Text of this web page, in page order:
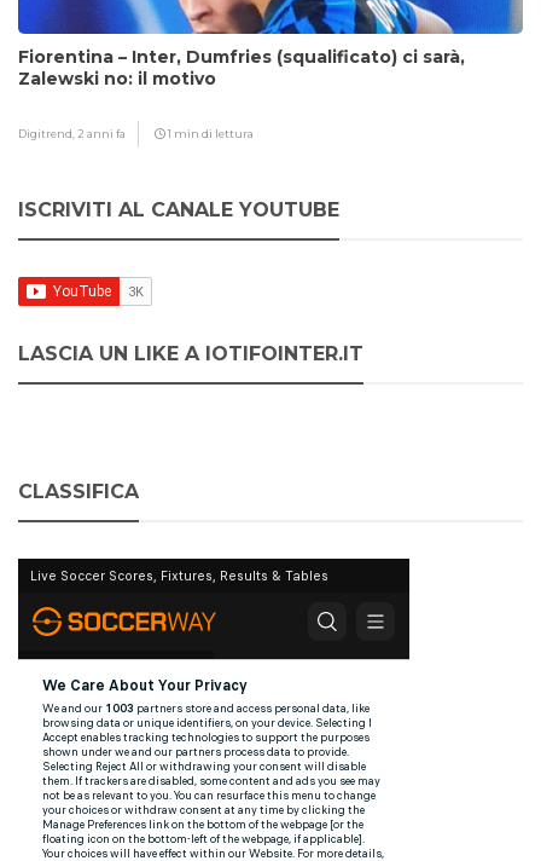
Fiorentina – Inter, Dumfries (squalificato) ci sarà,
Zalewski no: il motivo
Digitrend, 2 anni fa 1 min di lettura
ISCRIVITI AL CANALE YOUTUBE
LASCIA UN LIKE A IOTIFOINTER.IT
CLASSIFICA